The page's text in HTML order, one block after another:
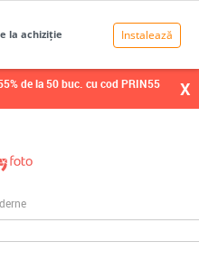
de la 50 buc. cu cod PRIN55 X